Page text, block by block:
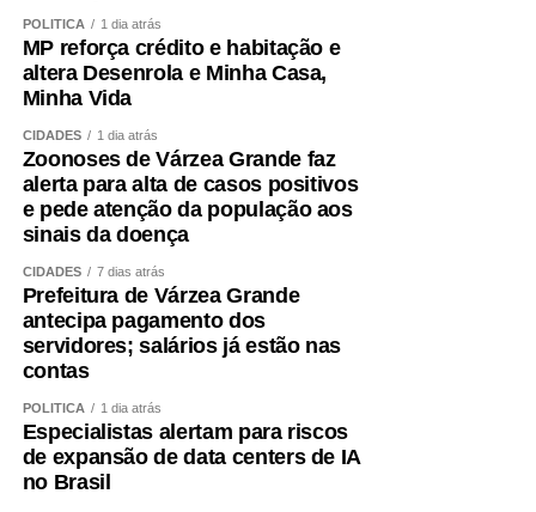
POLÍTICA 1 dia atrás
MP reforça crédito e habitação e
altera Desenrola e Minha Casa,
Minha Vida
CIDADES 1 dia atrás
Zoonoses de Várzea Grande faz
alerta para alta de casos positivos
e pede atenção da população aos
sinais da doença
CIDADES 7 dias atrás
Prefeitura de Várzea Grande
antecipa pagamento dos
servidores; salários já estão nas
contas
POLÍTICA 1 dia atrás
Especialistas alertam para riscos
de expansão de data centers de IA
no Brasil